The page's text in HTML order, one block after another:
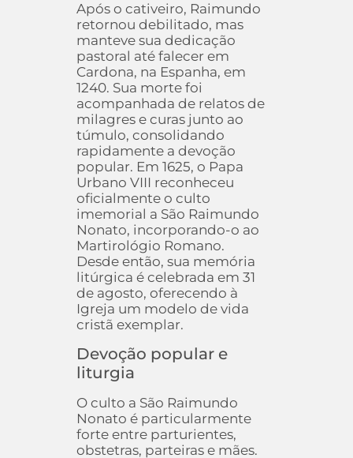
Após o cativeiro, Raimundo
retornou debilitado, mas
manteve sua dedicação
pastoral até falecer em
Cardona, na Espanha, em
1240. Sua morte foi
acompanhada de relatos de
milagres e curas junto ao
túmulo, consolidando
rapidamente a devoção
popular. Em 1625, o Papa
Urbano VIII reconheceu
oficialmente o culto
imemorial a São Raimundo
Nonato, incorporando-o ao
Martirológio Romano.
Desde então, sua memória
litúrgica é celebrada em 31
de agosto, oferecendo à
Igreja um modelo de vida
cristã exemplar.
Devoção popular e
liturgia
O culto a São Raimundo
Nonato é particularmente
forte entre parturientes,
obstetras, parteiras e mães.